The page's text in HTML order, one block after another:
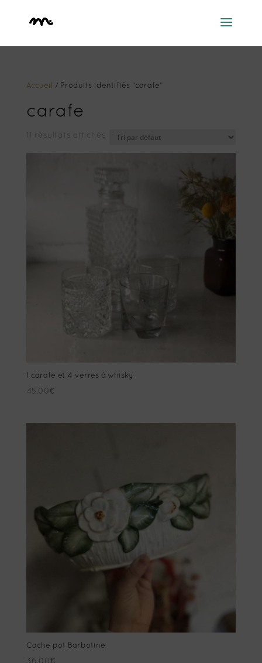
Accueil / Produits identifiés “carafe”
carafe
11 résultats affichés
1 carafe et 4 verres à whisky
45.00€
Cache pot Barbotine